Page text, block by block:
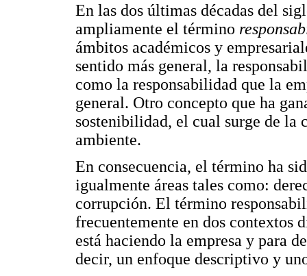
En las dos últimas décadas del
ampliamente el término
ámbitos académicos y
sentido más general, la
como la responsabilidad que la
general. Otro concepto que ha
sostenibilidad, el cual surge de la
ambiente.
En consecuencia, el término ha
igualmente áreas tales como:
corrupción. El término
frecuentemente en dos contextos
está haciendo la empresa y para
decir, un enfoque descriptivo y